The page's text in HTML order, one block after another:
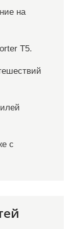
на
T5.
с